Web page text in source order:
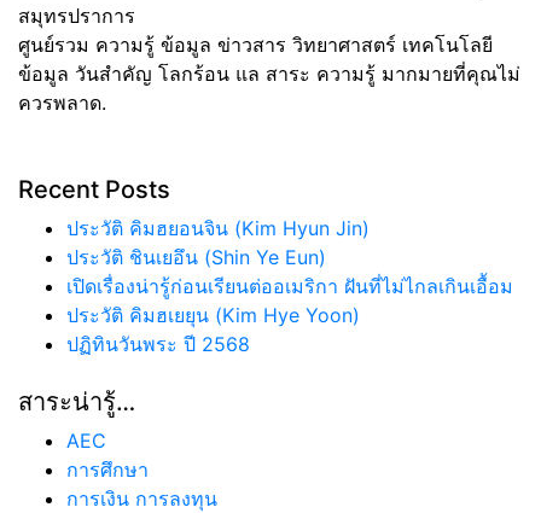
สมุทรปราการ
ศูนย์รวม ความรู้ ข้อมูล ข่าวสาร วิทยาศาสตร์ เทคโนโลยี
ข้อมูล วันสำคัญ โลกร้อน แล สาระ ความรู้ มากมายที่คุณไม่
ควรพลาด.
Recent Posts
ประวัติ คิมฮยอนจิน (Kim Hyun Jin)
ประวัติ ชินเยอึน (Shin Ye Eun)
เปิดเรื่องน่ารู้ก่อนเรียนต่ออเมริกา ฝันที่ไม่ไกลเกินเอื้อม
ประวัติ คิมฮเยยุน (Kim Hye Yoon)
ปฏิทินวันพระ ปี 2568
สาระน่ารู้…
AEC
การศึกษา
การเงิน การลงทุน